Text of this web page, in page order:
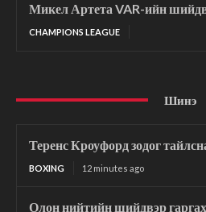
Микел Артета VAR-ийн
CHAMPIONS LEAGUE
Шинэ
Теренс Кроуфорд зодог
BOXING 12 minutes ago
Олон нийтийн шийдвэр